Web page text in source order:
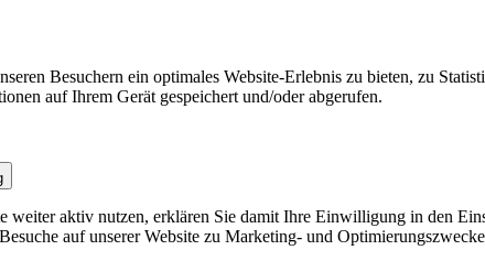
Besuchern ein optimales Website-Erlebnis zu bieten, zu
auf Ihrem Gerät gespeichert und/oder abgerufen.
weiter aktiv nutzen, erklären Sie damit Ihre Einwilligung in den
auf unserer Website zu Marketing- und